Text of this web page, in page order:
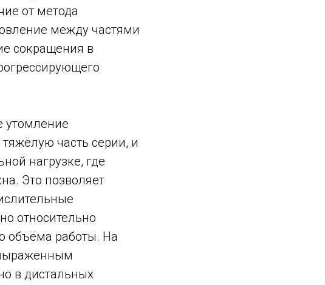
от метода
между частями
сокращения в
утомление
часть серии, и
нагрузке, где
Это позволяет
относительно
объёма работы. На
в дистальных